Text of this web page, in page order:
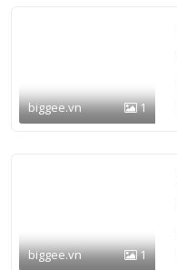
biggee.vn 1
biggee.vn 1